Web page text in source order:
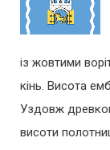
із жовтими
кінь. Висота
Уздовж
висоти